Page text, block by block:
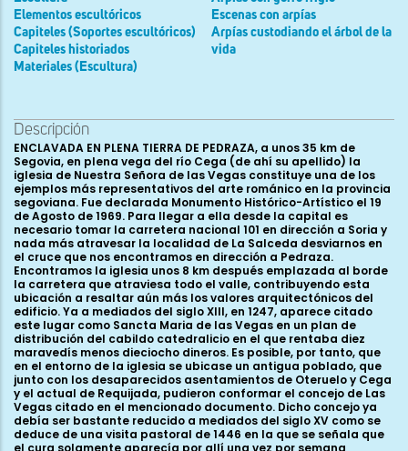
Elementos escultóricos
Capiteles (Soportes escultóricos)
Capiteles historiados
Materiales (Escultura)
Escenas con arpías
Arpías custodiando el árbol de la
vida
Descripción
ENCLAVADA EN PLENA TIERRA DE PEDRAZA, a unos 35 km de Segovia, en plena vega del río Cega (de ahí su apellido) la iglesia de Nuestra Señora de las Vegas constituye una de los ejemplos más representativos del arte románico en la provincia segoviana. Fue declarada Monumento Histórico-Artístico el 19 de Agosto de 1969. Para llegar a ella desde la capital es necesario tomar la carretera nacional 101 en dirección a Soria y nada más atravesar la localidad de La Salceda desviarnos en el cruce que nos encontramos en dirección a Pedraza. Encontramos la iglesia unos 8 km después emplazada al borde la carretera que atraviesa todo el valle, contribuyendo esta ubicación a resaltar aún más los valores arquitectónicos del edificio. Ya a mediados del siglo XIII, en 1247, aparece citado este lugar como Sancta Maria de las Vegas en un plan de distribución del cabildo catedralicio en el que rentaba diez maravedís menos dieciocho dineros. Es posible, por tanto, que en el entorno de la iglesia se ubicase un antigua poblado, que junto con los desaparecidos asentamientos de Oteruelo y Cega y el actual de Requijada, pudieron conformar el concejo de Las Vegas citado en el mencionado documento. Dicho concejo ya debía ser bastante reducido a mediados del siglo XV como se deduce de una visita pastoral de 1446 en la que se señala que el cura solamente aparecía por allí una vez por semana diciendo misa “con hostias que avían mal sabor por ser de tan luengo tiempo fechas que olían”. En la actualidad, la iglesia se encuentra totalmente aislada teniendo como núcleo de población más cercano a unos 2 km el pueblo de Requijada. Madoz en 1849 considera este templo como una de las dos ermitas del pueblo que se encontraba “a 1/8 leg. de él, en el camino de Pedraza para Segovia que sirvió en lo anterior de parroquia y en ella se celebra el día 8 de setiembre función y romería”. En 1812 la iglesia se convirtió en un anejo de la parroquia de Arahuetes y civilmente Requijada pasó a formar parte del Ayuntamiento de Santiuste de Pedraza en 1847. Destacar también el cariño y la importancia que esta iglesia tiene para los habitantes de la zona ya que albergaba la imagen románica de la patrona de la tierra de Pedraza, la Virgen de las Vegas, actualmente custodiada en el templo parroquial de Requijada. Exteriormente nos encontramos ante un edificio de dimensiones considerables con tres naves con sus correspondientes ábsides, aunque los dos laterales presentan un testero recto y sobre uno de ellos, concretamente el septentrional, se alza la torre campanario de la iglesia. La iglesia cuenta también con un pórtico adosado al costado de la nave meridional. El material constructivo empleado permanece oculto en su mayor parte bajo una capa de enfoscado de color blanquecino aunque es posible presuponer que el cuerpo de la iglesia incluida la cabecera está realizada en mampostería reforzada por sillares en esquinas, ventanas y cornisa; no así el pórtico, erigido con posterioridad a la iglesia que se encuentra construido íntegramente con sillería. La cabecera de la iglesia presenta un esquema muy sencillo en cuanto a la decoración se refiere, solamente alterada por la presencia de las ventanas que iluminan el interior; el ábside principal es ligeramente más elevado que su adosado ábside sur y su tambor liso y oculto bajo capas de cal, únicamente está animado por tres pequeñas ventanas saeteras con un ligero abocinamiento interior construidas con sillería y ubicadas en cada uno de los laterales y en la parte central. La cornisa que sustenta el tejado tiene un perfil biselado y canecillos todos ellos de tipo caveto. El ábside sur, igualmente liso y enfoscado, tiene en centro una pequeña ventana de tipo saetera abocinada al interior, configurada mediante un pequeño arco de medio punto y dos pequeñas arquivoltas, la interna sobre minúsculos capiteles sin decoración y la externa recogida por jambas prismáticas y cimacios de nacela. La ventana queda protegida por una chambrana configurada sucesivamente por un fino bocel, una moldura de mediacaña y un listel. La cornisa y canecillos que rodean el perímetro de este ábside no presentan ninguna diferencia con los del ábside principal. Finalmente, el ábside más septentrional se encuentra enfoscado como los dos anteriores aunque aquí se pueden percibir en las esquinas unas líneas blancas que imitan un despiece de sillería. La ventana de la parte central, saetera con abocinamiento interno, está formada por un arquito de medio punto con intradós abocelado que descansa en estilizadas columnas de fustes monolíticos que llevan pequeños capiteles con hojas que vuelven sus puntas en espiral formando diminutos crochets; entre las hojas se tallan en cada cesta pequeñas cabecitas humanas. El arco se rodea por una arquivolta conformada por tres filas de boceles partidos o en zigzag decoración que, aunque aquí se utilice en una ventana, podemos verla en portadas y pórticos de iglesias de la provincia como San Pedro de Gaíllos, Castroserna de Arriba, El Arenal de Orejana, Cascajares, Muñoveros, Sotosalbos, o la ermita de la Virgen de las Nieves de Rebollo por citar sólo algunos ejemplos. Hemos apuntado con anterioridad cómo la torre de la iglesia se encuentra construida sobre el ábside norte de la misma, hecho éste que se repite en otras iglesias de la tierra de Pedraza, casos de Aldealengua de Pedraza o Arcones, pero también en iglesias de la capital como San Quirce o San Andrés; en el caso de Las Vegas el acceso original al primer piso de la torre se encuentra en la cara sur constituido por una pequeña puerta con forma de arco de medio punto que todavía se conserva a la cual se accedía por una escalera colocada en el espacio existente entre el ábside principal y el ábside norte. La existencia de este espacio entre las capillas viene motivado por el esviaje del ábside septentrional respecto a la línea recta que marca el muro de la nave norte. Es decir, creemos que en el momento de erección de la capilla norte los constructores románicos eligen desviar el ábside respecto al eje de la nave para poder colocar una escalera a la cual se tiene acceso desde el interior de la iglesia. Actualmente, esta escalera ha desaparecido colocándose en su lugar una escalera de metal, pero todavía es posible ver en el lateral sur de la torre los riñones de la bóveda de piedra que cubría la primitiva escalera de subida a la torre. En cuanto al último cuerpo de la torre que alberga las troneras, dos en cada lado, se tiene documentada su fecha de reedificación realizada entre 1756 y 1758. Continuando el recorrido por el exterior del templo, nos encontramos en el último tramo del muro norte con una pequeña puerta románica de sillería con un arco de medio punto conformado por dovelas lisas y sin decoración que apoya en jambas prismáticas con las esquinas matadas por un bocel, cimacios de nacela y una chambrana que rodea al arco con tres filas de billetes. Junto a ella se descubrió en las obras de restauración de la iglesia un arco de ladrillo también con forma de medio punto; el tamaño y forma de estos ladrillos junto con la existencia de otros restos romanos en el entorno cercano de la iglesia nos hacen elucubrar sobre la presencia de este arco en la iglesia románica como una pervivencia de una anterior construcción, probablemente una villa romana o una basílica paleocristiana. Y es que en las excavaciones arqueológicas efectuadas en el edificio en los años setenta del siglo pasado apareció bajo la iglesia no sólo una interesante necrópolis medieval con restos datables entre los siglos IX al XIV sino que también se comprobó la existencia de construcciones tardoromanas, concretamente una piscina bautismal de inmersión, hoy visible en la esquina suroccidental de la nave sur de la iglesia, y un mausoleo con restos de mosaico en el pórtico justo debajo de la entrada principal. Almagro Gorbea y Caballero Zoreda concluyen que estas dos construcciones de carácter religiosofunerario formarían parte de una villa latifundista perteneciente al Bajo Imperio datable aproximadamente en el siglo V d. C. Estos dos historiadores observaron también durante las excavaciones restos de cimentación que les llevan a pensar en la existencia de una basílica presidiendo todo el conjunto. Es necesario, por tanto, apuntar aquí como la sacralización del solar en el que se asienta la ermita de Nuestra Señora de las Vegas se ha mantenido al menos desde época romana. Al contrario de lo que ocurre en otras iglesias segovianas en las que el espacio del pórtico se extiende por los costados meridional y occidental del edificio, en el caso de Las Vegas, el pórtico solamente se encuentra adosado al lateral sur incluyendo, eso sí, en su longitud total la nave y el ábside; está formado por siete arcos de medio punto recogidos por columnas pareadas que apoyan en un banco corrido con las esquinas matadas por un fino bocel. El tejado del pórtico está sujetado por varios canecillos entre los que se conservan algunos figurados con la representación de rostros humanos, cabezas de felinos, aves, serpientes, etc... Dos son las entradas que se conservan ubicadas en los laterales sur y este, caracterizadas fundamentalmente por su sencillez: la principal está conformada por un arco de medio punto doblado recogido por jamas prismáticas lisas y trasdosado por una chambrana con perfil de media caña y listel. En los cimacios se conserva una decoración a base de estrellas de cuatro puntas inscritas en un doble círculo formado por un entrelazo vegetal. La entrada ubicado en el lado este del pórtico, bastante deteriorada, tiene también un arco de medio punto de doble rosca completado por chambrana y cimacio de nacela. Como ya hemos apuntado, son siete los arcos que conforman esta estancia todos ellos de formato muy similar apoyados en dobles columnas coronadas por interesantes capiteles. Comenzando la descripción de este a oeste, nos encontramos primero con una escena mitológica tallándose en las caras estrechas de la c